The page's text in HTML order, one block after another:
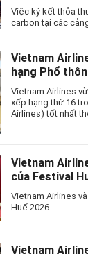
Việc ký kết thỏa
carbon tại các
Vietnam
hạng Phổ
Vietnam Airlines
xếp hạng thứ 16
Airlines) tốt nhất
Vietnam
của Festival
Vietnam Airlines
Huế 2026.
Vietnam